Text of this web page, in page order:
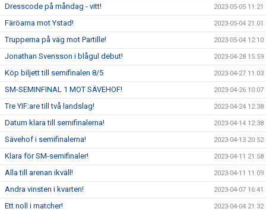
Dresscode på måndag - vitt! 2023-05-05 11:21
Färöarna mot Ystad! 2023-05-04 21:01
Trupperna på väg mot Partille! 2023-05-04 12:10
Jonathan Svensson i blågul debut! 2023-04-28 15:59
Köp biljett till semifinalen 8/5 2023-04-27 11:03
SM-SEMINFINAL 1 MOT SÄVEHOF! 2023-04-26 10:07
Tre YIF:are till två landslag! 2023-04-24 12:38
Datum klara till semifinalerna! 2023-04-14 12:38
Sävehof i semifinalerna! 2023-04-13 20:52
Klara för SM-semifinaler! 2023-04-11 21:58
Alla till arenan ikväll! 2023-04-11 11:09
Andra vinsten i kvarten! 2023-04-07 16:41
Ett noll i matcher! 2023-04-04 21:32